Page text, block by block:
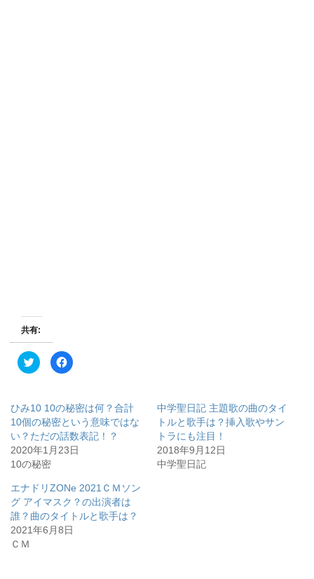
共有:
ク
リ
T
w
i
t
t
e
r
で
有
新
し
い
ウ
ィ
F
a
o
o
k
で
共
有
す
ク
リ
ッ
ク
し
て
く
ひみ10 10の秘密は何？合計
10個の秘密という意味ではな
い？ただの話数表記！？
2020年1月23日
10の秘密
中学聖日記 主題歌の曲のタイ
トルと歌手は？挿入歌やサン
トラにも注目！
2018年9月12日
中学聖日記
エナドリZONe 2021ＣＭソン
グ アイマスク？の出演者は
誰？曲のタイトルと歌手は？
2021年6月8日
ＣＭ